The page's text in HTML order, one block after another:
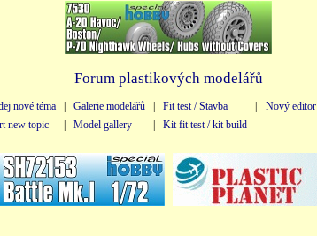
Forum plastikových modelářů
nové téma Galerie modelářů Fit test / Stavba Nový editor
new topic Model gallery Kit fit test / kit build